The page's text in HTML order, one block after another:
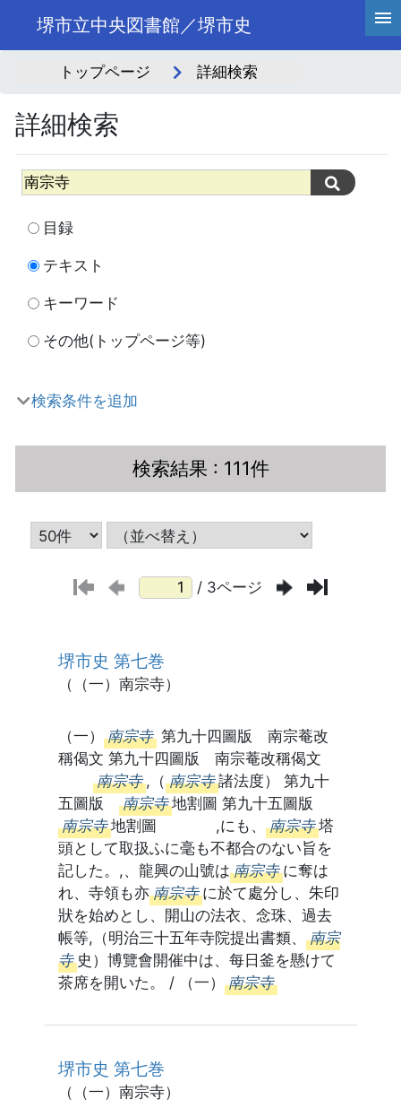
堺市立中央図書館／堺市史
トップページ 詳細検索
詳細検索
目録
テキスト
キーワード
その他(トップページ等)
検索条件を追加
検索結果 : 111件
/ 3ページ
堺市史 第七巻
（（一）南宗寺）
（一） 南宗寺 第九十四圖版 南宗菴改
稱偈文 第九十四圖版 南宗菴改稱偈文
南宗寺 ,（ 南宗寺 諸法度） 第九十
五圖版 南宗寺 地割圖 第九十五圖版
南宗寺 地割圖 ,にも、 南宗寺 塔
頭として取扱ふに毫も不都合のない旨を
記した。,、龍興の山號は 南宗寺 に奪は
れ、寺領も亦 南宗寺 に於て處分し、朱印
狀を始めとし、開山の法衣、念珠、過去
帳等,（明治三十五年寺院提出書類、 南宗
寺 史）博覽會開催中は、每日釜を懸けて
茶席を開いた。 / （一） 南宗寺
堺市史 第七巻
（（一）南宗寺）